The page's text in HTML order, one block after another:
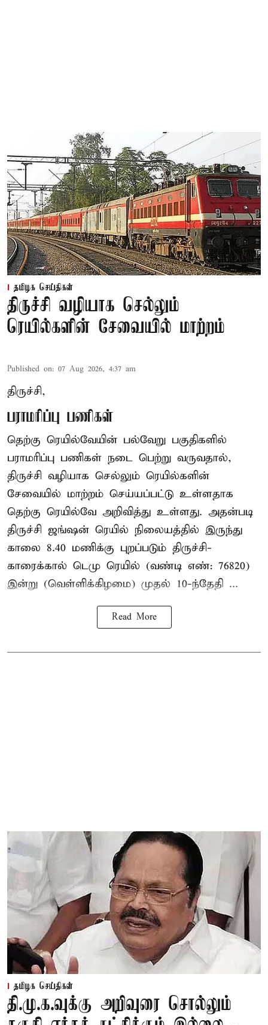
தமிழக செய்திகள்
திருச்சி வழியாக செல்லும்
ரெயில்களின் சேவையில் மாற்றம்
Published on: 07 Aug 2026, 4:37 am
திருச்சி,
பராமரிப்பு பணிகள்
தெற்கு ரெயில்வேயின் பல்வேறு பகுதிகளில்
பராமரிப்பு பணிகள் நடை பெற்று வருவதால்,
திருச்சி வழியாக செல்லும் ரெயில்களின்
சேவையில் மாற்றம் செய்யப்பட்டு உள்ளதாக
தெற்கு ரெயில்வே அறிவித்து உள்ளது. அதன்படி
திருச்சி ஜங்ஷன் ரெயில் நிலையத்தில் இருந்து
காலை 8.40 மணிக்கு புறப்படும் திருச்சி-
காரைக்கால் டெமு ரெயில் (வண்டி எண்: 76820)
இன்று (வெள்ளிக்கிழமை) முதல் 10-ந்தேதி ...
Read More
தமிழக செய்திகள்
தி.மு.க.வுக்கு அறிவுரை சொல்லும்